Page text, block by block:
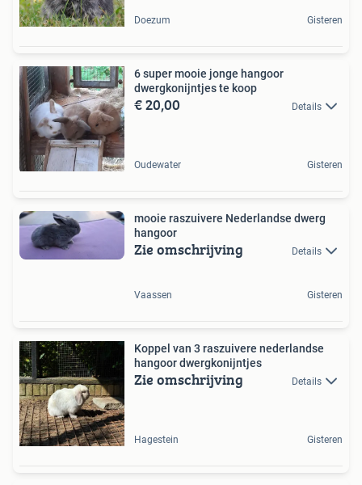
Doezum Gisteren
6 super mooie jonge hangoor
dwergkonijntjes te koop
€ 20,00 Details
Oudewater Gisteren
mooie raszuivere Nederlandse dwerg
hangoor
Zie omschrijving Details
Vaassen Gisteren
Koppel van 3 raszuivere nederlandse
hangoor dwergkonijntjes
Zie omschrijving Details
Hagestein Gisteren